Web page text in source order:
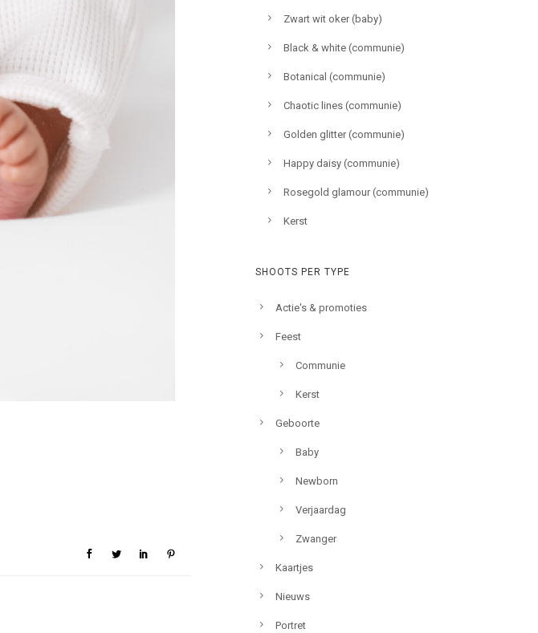
Zwart wit oker (baby)
Black & white (communie)
Botanical (communie)
Chaotic lines (communie)
Golden glitter (communie)
Happy daisy (communie)
Rosegold glamour (communie)
Kerst
SHOOTS PER TYPE
Actie's & promoties
Feest
Communie
Kerst
Geboorte
Baby
Newborn
Verjaardag
Zwanger
Kaartjes
Nieuws
Portret